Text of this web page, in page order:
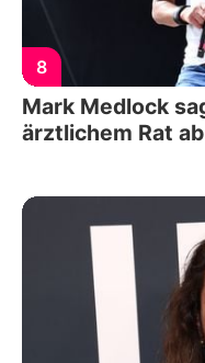
8
Mark Medlock
ärztlichem Rat ab